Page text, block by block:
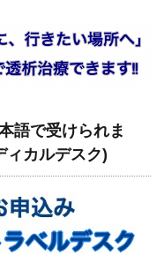
語で受けられま
カルデスク)